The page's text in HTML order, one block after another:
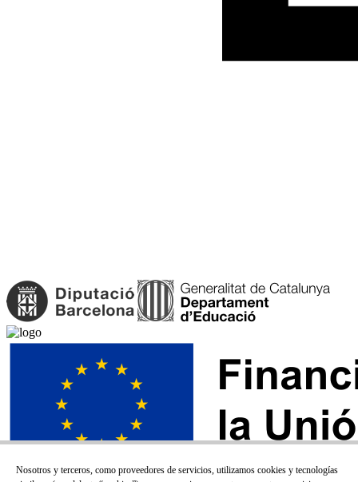
Nosotros y terceros, como proveedores de servicios, utilizamos cookies y tecnologías